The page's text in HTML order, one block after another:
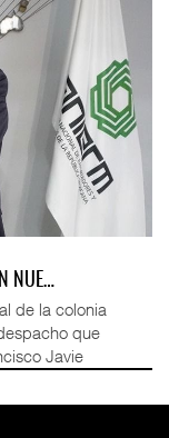
NUE…
de la colonia
que
Javie